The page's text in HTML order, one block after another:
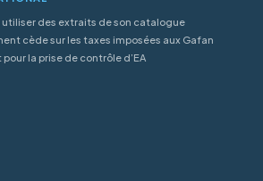
utiliser des extraits de son catalogue
cède sur les taxes imposées aux Gafan
pour la prise de contrôle d’EA